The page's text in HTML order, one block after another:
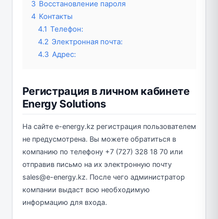
3 Восстановление пароля
4 Контакты
4.1 Телефон:
4.2 Электронная почта:
4.3 Адрес:
Регистрация в личном кабинете
Energy Solutions
На сайте e-energy.kz регистрация пользователем
не предусмотрена. Вы можете обратиться в
компанию по телефону +7 (727) 328 18 70 или
отправив письмо на их электронную почту
sales@e-energy.kz. После чего администратор
компании выдаст всю необходимую
информацию для входа.